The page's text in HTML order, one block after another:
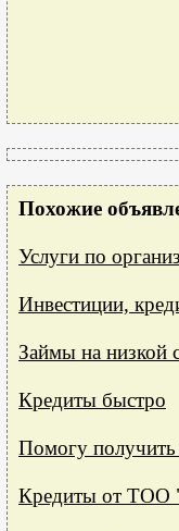
Похожие
Услуги по
Инвестиции,
Займы на низкой
Кредиты быстро
Помогу получить
Кредиты от ТОО